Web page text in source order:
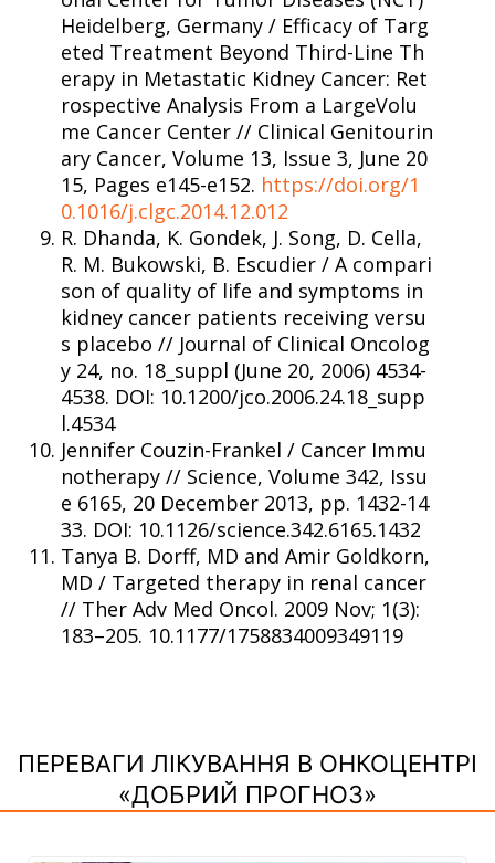
Heidelberg, Germany / Efficacy of Targ
eted Treatment Beyond Third-Line Th
erapy in Metastatic Kidney Cancer: Ret
rospective Analysis From a LargeVolu
me Cancer Center // Clinical Genitourin
ary Cancer, Volume 13, Issue 3, June 20
15, Pages e145-e152. https://doi.org/1
0.1016/j.clgc.2014.12.012
R. Dhanda, K. Gondek, J. Song, D. Cella,
R. M. Bukowski, B. Escudier / A compari
son of quality of life and symptoms in
kidney cancer patients receiving versu
s placebo // Journal of Clinical Oncolog
y 24, no. 18_suppl (June 20, 2006) 4534-
4538. DOI: 10.1200/jco.2006.24.18_supp
l.4534
Jennifer Couzin-Frankel / Cancer Immu
notherapy // Science, Volume 342, Issu
e 6165, 20 December 2013, pp. 1432-14
33. DOI: 10.1126/science.342.6165.1432
Tanya B. Dorff, MD and Amir Goldkorn,
MD / Targeted therapy in renal cancer
// Ther Adv Med Oncol. 2009 Nov; 1(3):
183–205. 10.1177/1758834009349119
ПЕРЕВАГИ ЛІКУВАННЯ В ОНКОЦЕНТРІ
«ДОБРИЙ ПРОГНОЗ»